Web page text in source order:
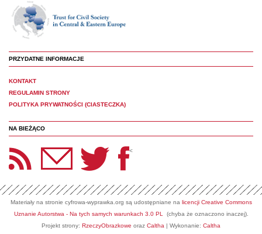
PRZYDATNE INFORMACJE
KONTAKT
REGULAMIN STRONY
POLITYKA PRYWATNOŚCI (CIASTECZKA)
NA BIEŻĄCO
Panoptyka Facebook <
Materiały na stronie cyfrowa-wyprawka.org są udostępniane na licencji Creative Commons
Uznanie Autorstwa - Na tych samych warunkach 3.0 PL
(chyba że oznaczono inaczej).
Projekt strony: RzeczyObrazkowe oraz Caltha | Wykonanie: Caltha